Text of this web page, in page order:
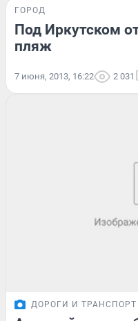
ГОРОД
Под Иркутском
пляж
7 июня, 2013, 16:22 2 031
ДОРОГИ И ТРАНСПОРТ